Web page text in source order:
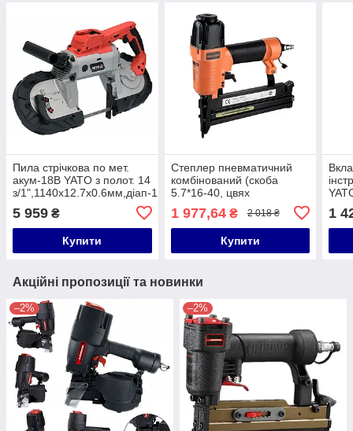
Пила стрічкова по мет.
акум-18В YATO з полот. 14
з/1",1140х12.7х0.6мм,діап-127х127мм(БЕЗ
5 959 ₴
Купити
Степлер пневматичний
комбінований (скоба
5.7*16-40, цвях
1.00*1.25;10-50) VALU-AIR
SF5040E
1 977,64₴ 2 018 ₴
Купити
1
Акційні пропозиції та новинки
–2% –2%